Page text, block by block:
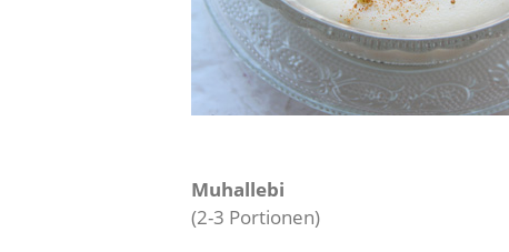
Muhallebi
(2-3 Portionen)